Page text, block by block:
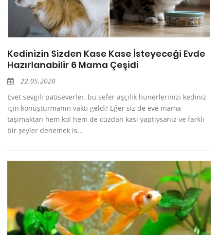
Kedinizin Sizden Kase Kase İsteyeceği Evde
Hazırlanabilir 6 Mama Çeşidi
22.05.2020
Evet sevgili patiseverler, bu sefer aşçılık hünerlerinizi kediniz
için konuşturmanın vakti geldi! Eğer siz de eve mama
taşımaktan hem kol hem de cüzdan kası yaptıysanız ve farklı
bir şeyler denemek is...